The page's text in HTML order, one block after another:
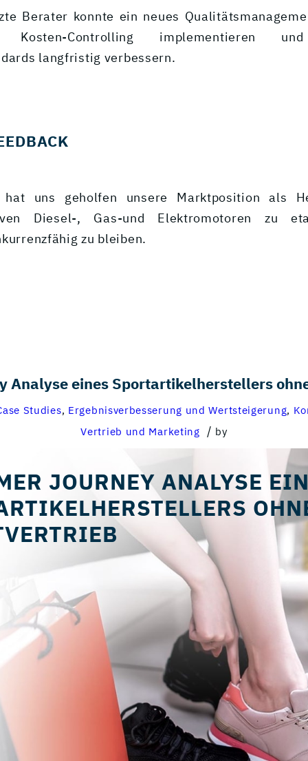
Berater konnte ein neues
Kosten-Controlling implementieren
langfristig verbessern.
hat uns geholfen unsere Marktposition als
Diesel-, Gas-und Elektromotoren zu
zu bleiben.
Analyse eines Sportartikelherstellers
Studies, Ergebnisverbesserung und Wertsteigerung,
Vertrieb und Marketing / by
JOURNEY ANALYSE